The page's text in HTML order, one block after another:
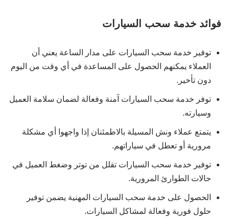
فوائد خدمة سحب السيارات
توفير خدمة سحب السيارات على مدار الساعة يعني أن
العملاء يمكنهم الحصول على المساعدة في أي وقت من اليوم
دون تأخير.
توفر خدمة سحب السيارات آمنة وفعالة لضمان سلامة العميل
وسيارته.
يتمتع عملاء ونش المسيلة بالاطمئنان إذا واجهوا أي مشكلة
مرورية أو تعطل في سياراتهم.
توفير خدمة سحب السيارات تقلل من توتر وضغط العميل في
حالات الطوارئ المرورية.
الحصول على خدمة سحب السيارات المهنية يضمن توفير
حلول فورية وفعالة لمشاكل السيارات.